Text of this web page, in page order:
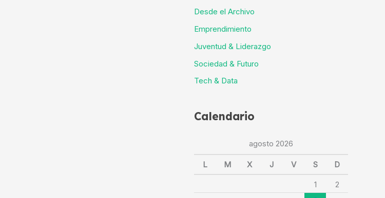
Desde el Archivo
Emprendimiento
Juventud & Liderazgo
Sociedad & Futuro
Tech & Data
Calendario
agosto 2026
L M X J V S D
1
2